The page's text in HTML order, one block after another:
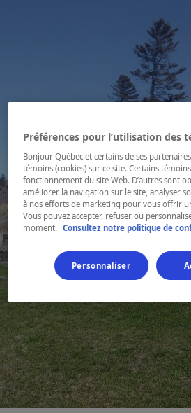
Préférences pour l’utilisation des
Bonjour Québec et certains de ses
témoins (cookies) sur ce site. Certains
fonctionnement du site Web. D’autres sont
améliorer la navigation sur le site, analyser
à nos efforts de marketing pour vous offrir
Vous pouvez accepter, refuser ou
moment. Consultez notre politique de
Personnaliser